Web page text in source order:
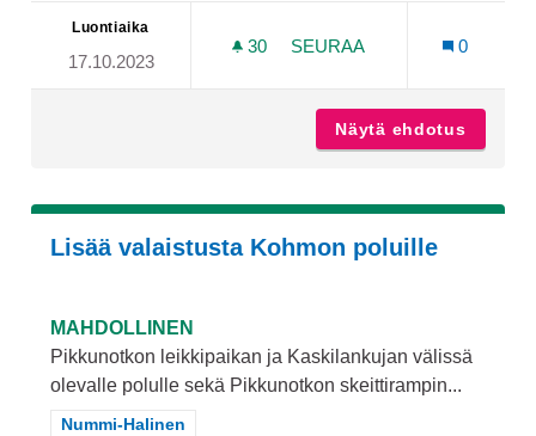
Luontiaika
17.10.2023
30 30 SEURAAJAA
SEURAA
0
Näytä ehdotus
Lisää valaistusta Kohmon poluille
MAHDOLLINEN
Pikkunotkon leikkipaikan ja Kaskilankujan välissä
olevalle polulle sekä Pikkunotkon skeittirampin...
Rajaa tulokset teeman mukaan: Nummi-Halinen
Nummi-Halinen